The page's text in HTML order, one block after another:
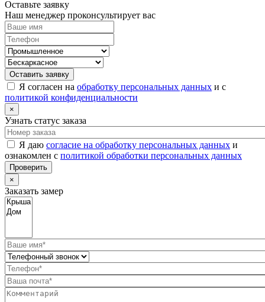
Оставьте заявку
Наш менеджер проконсультирует вас
Оставить заявку
Я согласен на обработку персональных данных и с
политикой конфиденциальности
×
Узнать статус заказа
Я даю согласие на обработку персональных данных и
ознакомлен с политикой обработки персональных данных
Проверить
×
Заказать замер